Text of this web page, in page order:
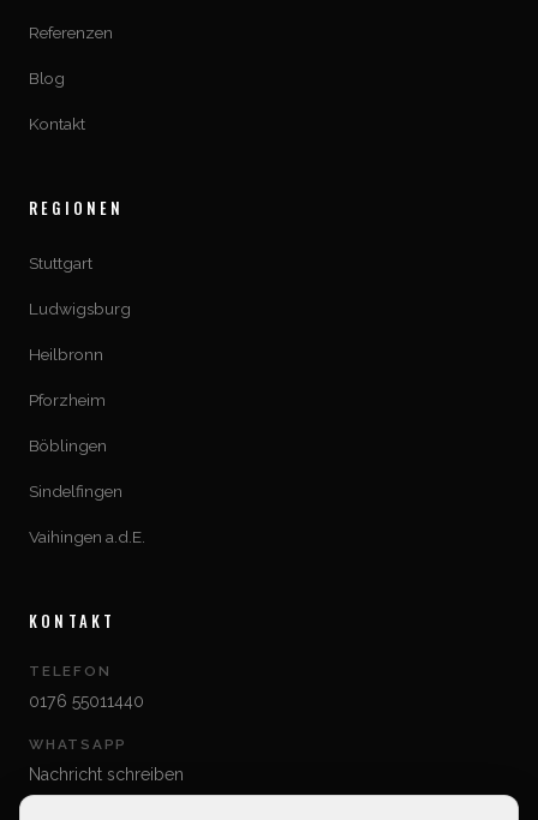
Referenzen
Blog
Kontakt
REGIONEN
Stuttgart
Ludwigsburg
Heilbronn
Pforzheim
Böblingen
Sindelfingen
Vaihingen a.d.E.
KONTAKT
TELEFON
0176 55011440
WHATSAPP
Nachricht schreiben